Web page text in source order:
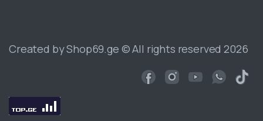
Created by Shop69.ge © All rights reserved 2026